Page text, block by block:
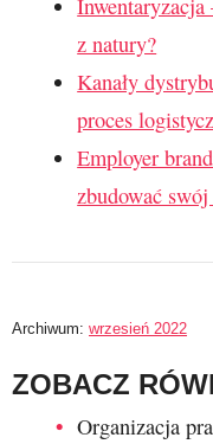
z natury?
Kanały
proces
Employer
zbudować
Archiwum: wrzesień 2022
ZOBACZ
Organizacja